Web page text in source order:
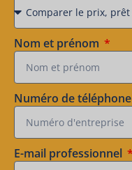
Nom et prénom
Numéro de téléphone
E-mail professionnel